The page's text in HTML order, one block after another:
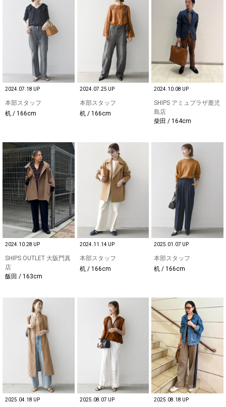
2024.07.18 UP
本部スタッフ
机 / 166cm
2024.07.25 UP
本部スタッフ
机 / 166cm
2024.10.08 UP
SHIPS アミュプラザ鹿児
島店
柴田 / 164cm
2024.10.28 UP
SHIPS OUTLET 大阪門真
店
飯田 / 163cm
2024.11.14 UP
本部スタッフ
机 / 166cm
2025.01.07 UP
本部スタッフ
机 / 166cm
2025.04.18 UP 2025.08.07 UP 2025.08.18 UP